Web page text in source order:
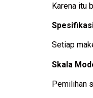
Karena itu
Setiap
Skala
Pemilihan